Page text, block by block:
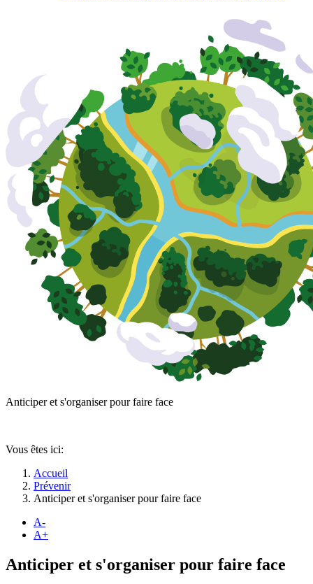
Anticiper et s'organiser pour faire face
Vous êtes ici:
Accueil
Prévenir
Anticiper et s'organiser pour faire face
A-
A+
Anticiper et s'organiser pour faire face